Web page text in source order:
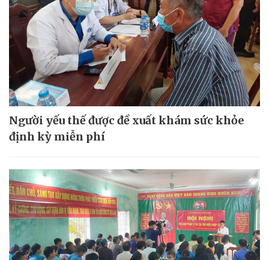
Người yếu thế được đề xuất khám sức khỏe
định kỳ miễn phí